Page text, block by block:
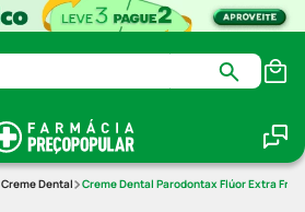
Creme Dental Creme Dental Parodontax Flúor Extra